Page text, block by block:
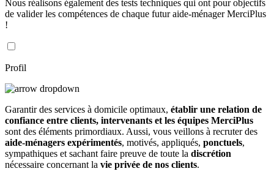
Nous réalisons également des tests techniques qui ont pour objectifs
de valider les compétences de chaque futur aide-ménager MerciPlus
!
Profil
Garantir des services à domicile optimaux, établir une relation de
confiance entre clients, intervenants et les équipes MerciPlus
sont des éléments primordiaux. Aussi, vous veillons à recruter des
aide-ménagers expérimentés, motivés, appliqués, ponctuels,
sympathiques et sachant faire preuve de toute la discrétion
nécessaire concernant la vie privée de nos clients.